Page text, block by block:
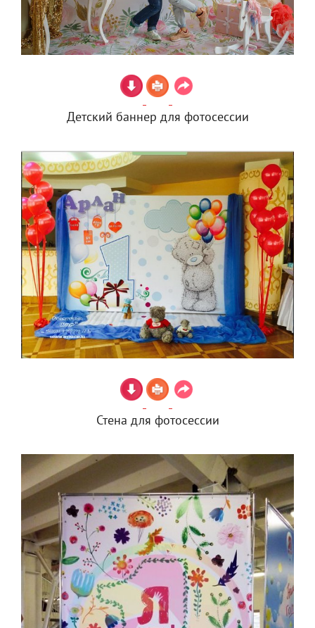
Детский баннер для фотосессии
Стена для фотосессии